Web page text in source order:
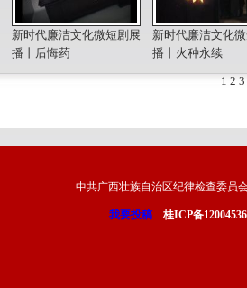
新时代廉洁文化微短剧展
播丨后悔药
新时代廉洁文化
播丨火种永续
1 2 3
中共广西壮族自治区纪律检查委
我要投稿 桂ICP备